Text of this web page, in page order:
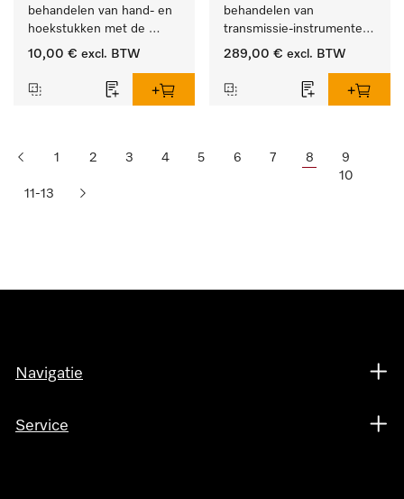
behandelen van hand- en
hoekstukken met de
houder APWD 068
10,00 € excl. BTW
behandelen van
transmissie-instrumenten
met externe spray.
289,00 € excl. BTW
1 2 3 4 5 6 7 8
9
10
11-13
Navigatie
Service